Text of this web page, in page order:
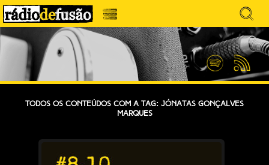
Avançar
para
o
conteúdo
Menu
Search
for:
RÁDIO DEFUSÃO
MÚSICA SEM PRECONCEITOS. CONVERSA
SEM PRETENSÕES.
SpotifyFeed
RSS
Todos os conteúdos com a tag: Jónatas Gonçalves
Marques